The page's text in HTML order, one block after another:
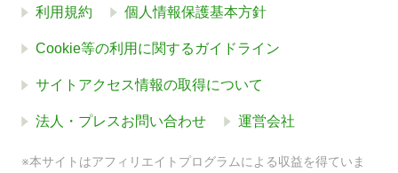
利用規約 個人情報保護基本方針
Cookie等の利用に関するガイドライン
サイトアクセス情報の取得について
法人・プレスお問い合わせ 運営会社
※本サイトはアフィリエイトプログラムによる収益を得ていま